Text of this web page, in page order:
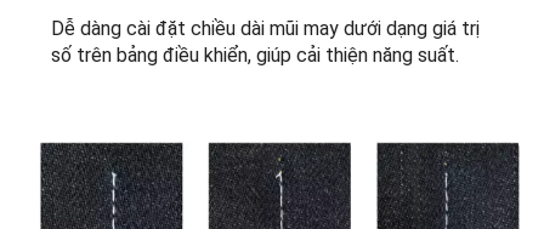
Dễ dàng cài đặt chiều dài mũi may dưới dạng giá trị
số trên bảng điều khiển, giúp cải thiện năng suất.